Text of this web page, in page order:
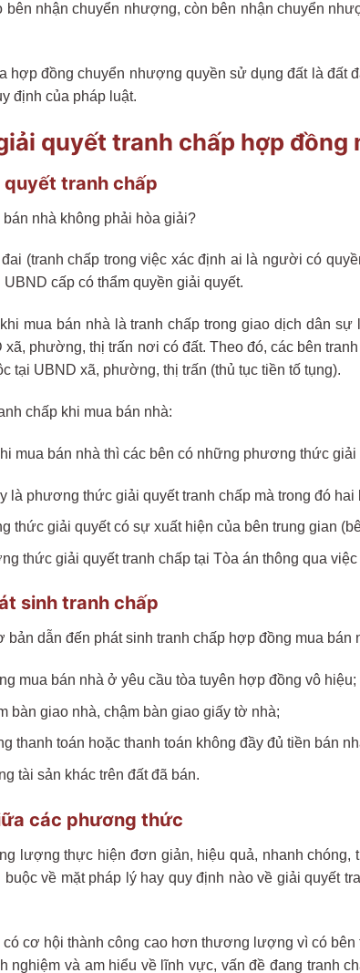
bên nhận chuyển nhượng, còn bên nhận chuyển
hợp đồng chuyển nhượng quyền sử dụng đất là đất
định của pháp luật.
quyết tranh chấp hợp đồng
quyết tranh chấp
nhà không phải hòa giải?
(tranh chấp trong việc xác định ai là người có
cấp có thẩm quyền giải quyết.
mua bán nhà là tranh chấp trong giao dịch dân
xã, phường, thị trấn nơi có đất. Theo đó, các bên
tại UBND xã, phường, thị trấn (thủ tục tiền tố tụng).
chấp khi mua bán nhà:
mua bán nhà thì các bên có những phương thức giải
phương thức giải quyết tranh chấp mà trong đó
thức giải quyết có sự xuất hiện của bên trung gian
thức giải quyết tranh chấp tại Tòa án thông qua
sinh tranh chấp
bản dẫn đến phát sinh tranh chấp hợp đồng mua bán
mua bán nhà ở yêu cầu tòa tuyên hợp đồng vô hiệu;
bàn giao nhà, chậm bàn giao giấy tờ nhà;
thanh toán hoặc thanh toán không đầy đủ tiền bán
tài sản khác trên đất đã bán.
các phương thức
lượng thực hiện đơn giản, hiệu quả, nhanh chóng,
buộc về mặt pháp lý hay quy định nào về giải quyết
cơ hội thành công cao hơn thương lượng vì có
nghiệm và am hiểu về lĩnh vực, vấn đề đang tranh